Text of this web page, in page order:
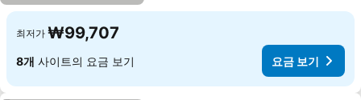
최저가 ₩99,707
8개 사이트의 요금 보기 요금 보기